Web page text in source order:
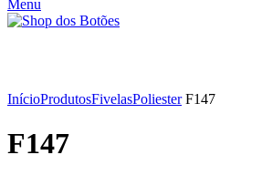
Menu
InícioProdutosFivelasPoliesterF147
F147